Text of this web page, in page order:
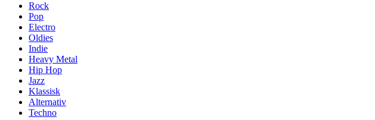
Rock
Pop
Electro
Oldies
Indie
Heavy Metal
Hip Hop
Jazz
Klassisk
Alternativ
Techno